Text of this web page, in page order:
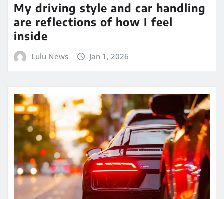
My driving style and car handling
are reflections of how I feel
inside
Lulu News Jan 1, 2026